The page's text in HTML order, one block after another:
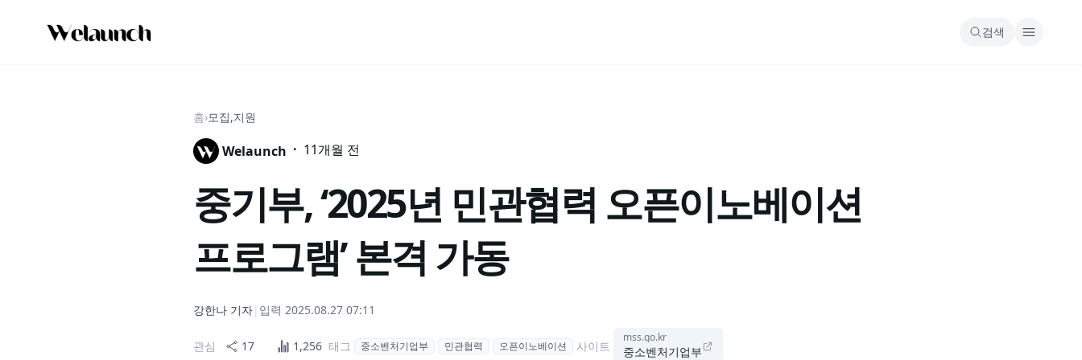
검색
홈›모집,지원
Welaunch · 11개월 전
중기부, ‘2025년 민관협력 오픈이노베이션
프로그램’ 본격 가동
강한나 기자| 입력 2025.08.27 07:11
관심 17 1,256 태그 중소벤처기업부 민관협력 오픈이노베이션 사이트
mss.go.kr
중소벤처기업부